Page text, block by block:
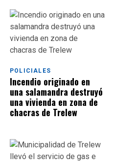
POLICIALES
Incendio originado en
una salamandra destruyó
una vivienda en zona de
chacras de Trelew